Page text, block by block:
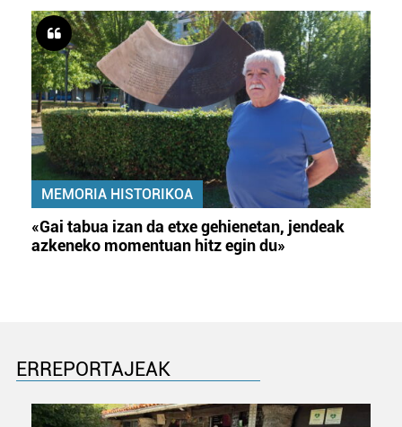
MEMORIA HISTORIKOA
«Gai tabua izan da etxe gehienetan, jendeak
azkeneko momentuan hitz egin du»
ERREPORTAJEAK